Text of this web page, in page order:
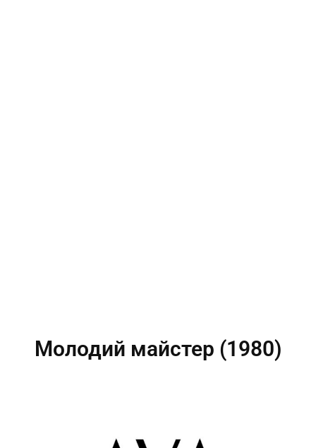
Молодий майстер (1980)